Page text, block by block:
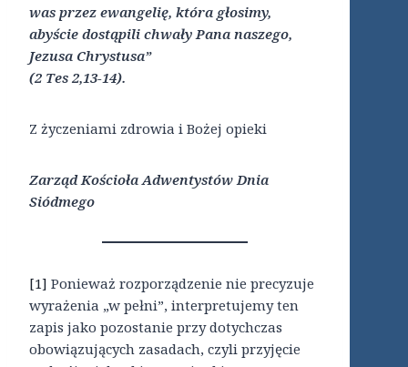
was przez ewangelię, która głosimy,
abyście dostąpili chwały Pana naszego,
Jezusa Chrystusa”
(2 Tes 2,13-14).
Z życzeniami zdrowia i Bożej opieki
Zarząd Kościoła Adwentystów Dnia
Siódmego
[1] Ponieważ rozporządzenie nie precyzuje
wyrażenia „w pełni”, interpretujemy ten
zapis jako pozostanie przy dotychczas
obowiązujących zasadach, czyli przyjęcie